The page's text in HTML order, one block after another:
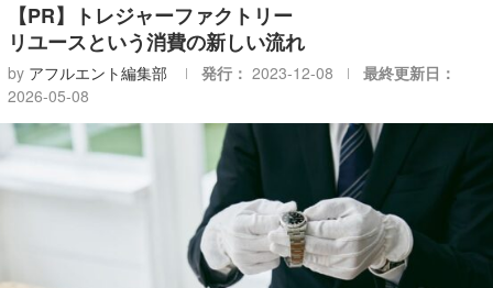
【PR】トレジャーファクトリー
リユースという消費の新しい流れ
by アフルエント編集部 発行： 2023-12-08
最終更新日：
2026-05-08